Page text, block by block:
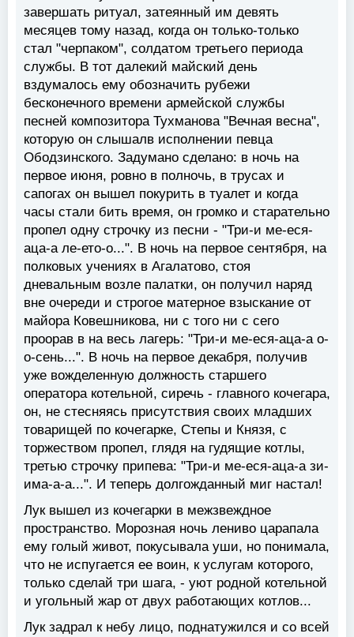
завершать ритуал, затеянный им девять
месяцев тому назад, когда он только-только
стал "черпаком", солдатом третьего периода
службы. В тот далекий майский день
вздумалось ему обозначить рубежи
бесконечного времени армейской службы
песней композитора Тухманова "Вечная весна",
которую он слышалв исполнении певца
Ободзинского. Задумано сделано: в ночь на
первое июня, ровно в полночь, в трусах и
сапогах он вышел покурить в туалет и когда
часы стали бить время, он громко и старательно
пропел одну строчку из песни - "Три-и ме-еся-
аца-а ле-ето-о...". В ночь на первое сентября, на
полковых учениях в Агалатово, стоя
дневальным возле палатки, он получил наряд
вне очереди и строгое матерное взыскание от
майора Ковешникова, ни с того ни с сего
проорав в на весь лагерь: "Три-и ме-еся-аца-а о-
о-сень...". В ночь на первое декабря, получив
уже вожделенную должность старшего
оператора котельной, сиречь - главного кочегара,
он, не стесняясь присутствия своих младших
товарищей по кочегарке, Степы и Князя, с
торжеством пропел, глядя на гудящие котлы,
третью строчку припева: "Три-и ме-еся-аца-а зи-
има-а-а...". И теперь долгожданный миг настал!
Лук вышел из кочегарки в межзвеждное
пространство. Морозная ночь лениво царапала
ему голый живот, покусывала уши, но понимала,
что не испугается ее воин, к услугам которого,
только сделай три шага, - уют родной котельной
и угольный жар от двух работающих котлов...
Лук задрал к небу лицо, поднатужился и со всей